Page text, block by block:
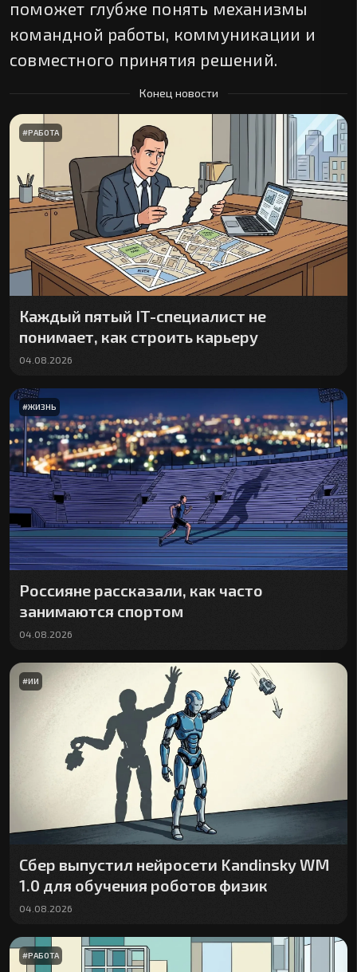
поможет глубже понять механизмы
командной работы, коммуникации и
совместного принятия решений.
Конец новости
#РАБОТА
Каждый пятый IT-специалист не
понимает, как строить карьеру
04.08.2026
#ЖИЗНЬ
Россияне рассказали, как часто
занимаются спортом
04.08.2026
#ИИ
Сбер выпустил нейросети Kandinsky WM
1.0 для обучения роботов физик
04.08.2026
#РАБОТА